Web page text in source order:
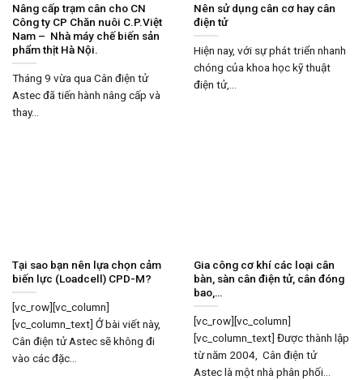
Nâng cấp trạm cân cho CN
Công ty CP Chăn nuôi C.P.Việt
Nam – Nhà máy chế biến sản
phẩm thịt Hà Nội.
Tháng 9 vừa qua Cân điện tử
Astec đã tiến hành nâng cấp và
thay...
Nên sử dụng cân cơ hay cân
điện tử
Hiện nay, với sự phát triển nhanh
chóng của khoa học kỹ thuật
điện tử,...
Tại sao bạn nên lựa chọn cảm
biến lực (Loadcell) CPD-M?
[vc_row][vc_column]
[vc_column_text] Ở bài viết này,
Cân điện tử Astec sẽ không đi
vào các đặc...
Gia công cơ khí các loại cân
bàn, sàn cân điện tử, cân đóng
bao,…
[vc_row][vc_column]
[vc_column_text] Được thành lập
từ năm 2004, Cân điện tử
Astec là một nhà phân phối...